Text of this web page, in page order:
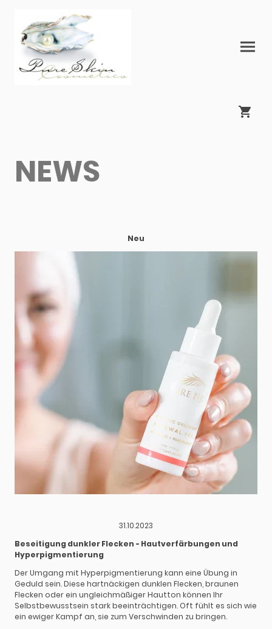
NEWS
Neu
31.10.2023
Beseitigung dunkler Flecken - Hautverfärbungen und
Hyperpigmentierung
Der Umgang mit Hyperpigmentierung kann eine Übung in
Geduld sein. Diese hartnäckigen dunklen Flecken, braunen
Flecken oder ein ungleichmäßiger Hautton können Ihr
Selbstbewusstsein stark beeinträchtigen. Oft fühlt es sich wie
ein ewiger Kampf an, sie zum Verschwinden zu bringen.